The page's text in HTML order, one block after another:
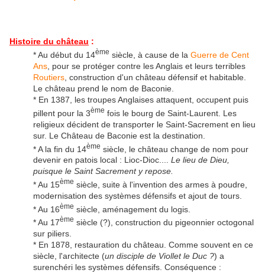
Histoire du château :
* Au début du 14ème siècle, à cause de la Guerre de Cent
Ans , pour se protéger contre les Anglais et leurs terribles
Routiers , construction d'un château défensif et habitable.
Le château prend le nom de Baconie.
* En 1387, les troupes Anglaises attaquent, occupent puis
pillent pour la 3ème fois le bourg de Saint-Laurent. Les
religieux décident de transporter le Saint-Sacrement en lieu
sur. Le Château de Baconie est la destination.
* A la fin du 14ème siècle, le château change de nom pour
devenir en patois local : Lioc-Dioc.... Le lieu de Dieu,
puisque le Saint Sacrement y repose.
* Au 15ème siècle, suite à l'invention des armes à poudre,
modernisation des systèmes défensifs et ajout de tours.
* Au 16ème siècle, aménagement du logis.
* Au 17ème siècle (?), construction du pigeonnier octogonal
sur piliers.
* En 1878, restauration du château. Comme souvent en ce
siècle, l'architecte (un disciple de Viollet le Duc ?) a
surenchéri les systèmes défensifs. Conséquence :